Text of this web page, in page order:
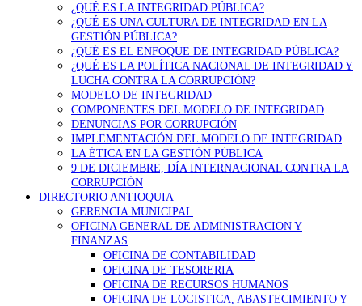
¿QUÉ ES LA INTEGRIDAD PÚBLICA?
¿QUÉ ES UNA CULTURA DE INTEGRIDAD EN LA
GESTIÓN PÚBLICA?
¿QUÉ ES EL ENFOQUE DE INTEGRIDAD PÚBLICA?
¿QUÉ ES LA POLÍTICA NACIONAL DE INTEGRIDAD Y
LUCHA CONTRA LA CORRUPCIÓN?
MODELO DE INTEGRIDAD
COMPONENTES DEL MODELO DE INTEGRIDAD
DENUNCIAS POR CORRUPCIÓN
IMPLEMENTACIÓN DEL MODELO DE INTEGRIDAD
LA ÉTICA EN LA GESTIÓN PÚBLICA
9 DE DICIEMBRE, DÍA INTERNACIONAL CONTRA LA
CORRUPCIÓN
DIRECTORIO ANTIOQUIA
GERENCIA MUNICIPAL
OFICINA GENERAL DE ADMINISTRACION Y
FINANZAS
OFICINA DE CONTABILIDAD
OFICINA DE TESORERIA
OFICINA DE RECURSOS HUMANOS
OFICINA DE LOGISTICA, ABASTECIMIENTO Y